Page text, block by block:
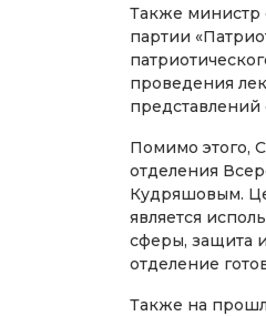
Также министр
партии
проведения
Помимо этого,
отделения
Кудряшовым.
является
сферы, защита
отделение
Также на